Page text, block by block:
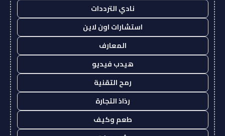
نادي الترددات
استشارات اون لاين
المعارف
هيدب فيديو
رمح التقنية
رذاذ التجارة
طعم وكيف